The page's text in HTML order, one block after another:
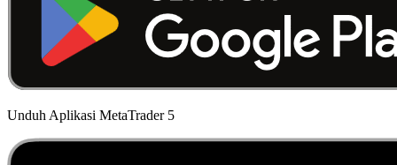
Unduh Aplikasi MetaTrader 5